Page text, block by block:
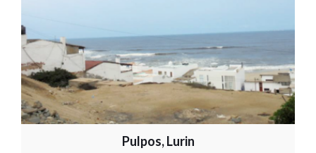
Pulpos, Lurin